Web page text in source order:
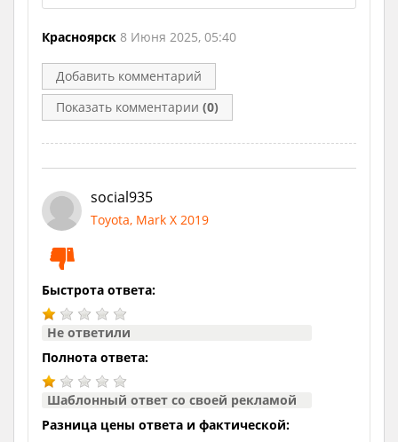
Красноярск 8 Июня 2025, 05:40
Добавить комментарий
Показать комментарии (0)
social935
Toyota, Mark X 2019
Быстрота ответа:
Не ответили
Полнота ответа:
Шаблонный ответ со своей рекламой
Разница цены ответа и фактической: